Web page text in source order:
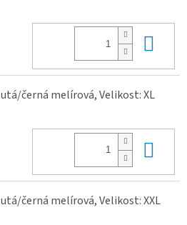
černá melírová, Velikost: XL
černá melírová, Velikost: XXL